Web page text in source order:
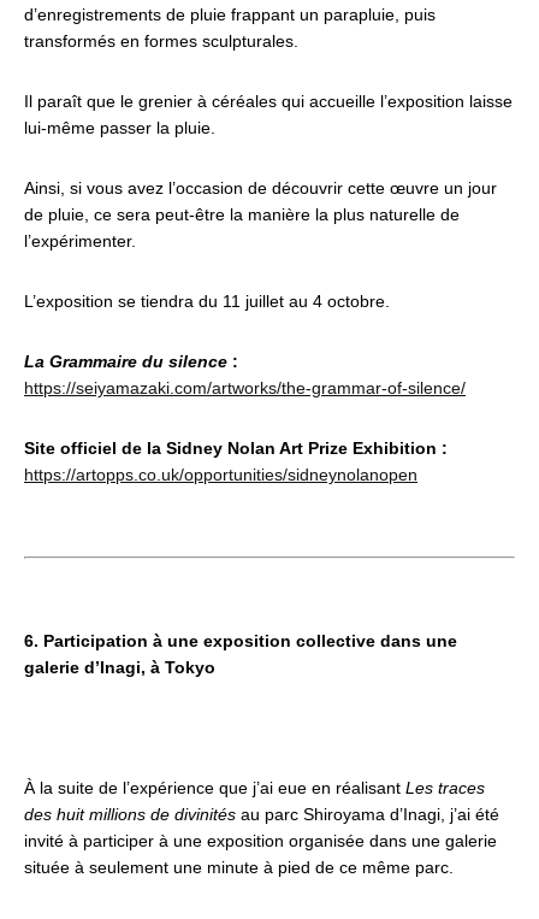
d’enregistrements de pluie frappant un parapluie, puis
transformés en formes sculpturales.
Il paraît que le grenier à céréales qui accueille l’exposition laisse
lui-même passer la pluie.
Ainsi, si vous avez l’occasion de découvrir cette œuvre un jour
de pluie, ce sera peut-être la manière la plus naturelle de
l’expérimenter.
L’exposition se tiendra du 11 juillet au 4 octobre.
La Grammaire du silence :
https://seiyamazaki.com/artworks/the-grammar-of-silence/
Site officiel de la Sidney Nolan Art Prize Exhibition :
https://artopps.co.uk/opportunities/sidneynolanopen
6. Participation à une exposition collective dans une
galerie d’Inagi, à Tokyo
À la suite de l’expérience que j’ai eue en réalisant Les traces
des huit millions de divinités au parc Shiroyama d’Inagi, j’ai été
invité à participer à une exposition organisée dans une galerie
située à seulement une minute à pied de ce même parc.